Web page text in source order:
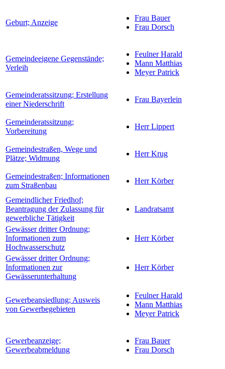
Geburt; Anzeige
Frau Bauer
Frau Dorsch
Gemeindeeigene Gegenstände;
Verleih
Feulner Harald
Mann Matthias
Meyer Patrick
Gemeinderatssitzung; Erstellung
einer Niederschrift
Frau Bayerlein
Gemeinderatssitzung;
Vorbereitung
Herr Lippert
Gemeindestraßen, Wege und
Plätze; Widmung
Herr Krug
Gemeindestraßen; Informationen
zum Straßenbau
Herr Körber
Gemeindlicher Friedhof;
Beantragung der Zulassung für
gewerbliche Tätigkeit
Landratsamt
Gewässer dritter Ordnung;
Informationen zum
Hochwasserschutz
Herr Körber
Gewässer dritter Ordnung;
Informationen zur
Gewässerunterhaltung
Herr Körber
Gewerbeansiedlung; Ausweis
von Gewerbegebieten
Feulner Harald
Mann Matthias
Meyer Patrick
Gewerbeanzeige;
Gewerbeabmeldung
Frau Bauer
Frau Dorsch